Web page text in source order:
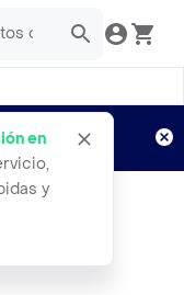
en
y
Aplican TyC